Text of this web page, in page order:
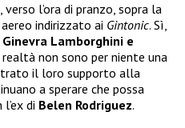
l’ora di pranzo, sopra la
indirizzato ai Gintonic. Sì,
Ginevra Lamborghini e
realtà non sono per niente una
il loro supporto alla
a sperare che possa
di Belen Rodriguez.